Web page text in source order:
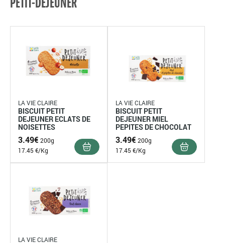
LA VIE CLAIRE
BISCUIT PETIT
DEJEUNER ECLATS DE
NOISETTES
3.49€ 200g
17.45 €/Kg
LA VIE CLAIRE
BISCUIT PETIT
DEJEUNER MIEL
PEPITES DE CHOCOLAT
3.49€ 200g
17.45 €/Kg
LA VIE CLAIRE